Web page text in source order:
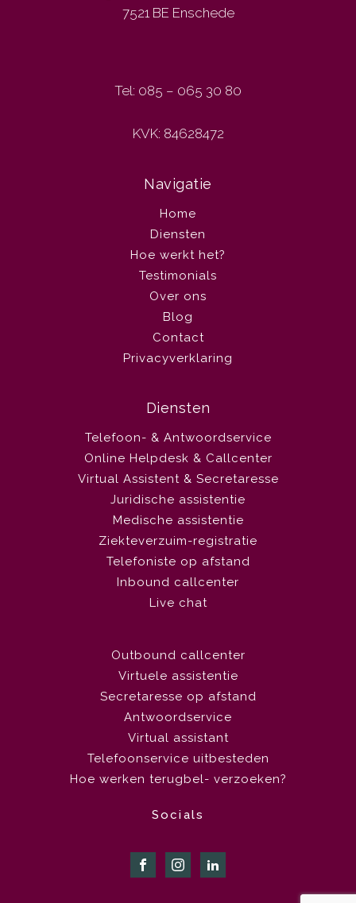
7521 BE Enschede
Tel: 085 – 065 30 80
KVK: 84628472
Navigatie
Home
Diensten
Hoe werkt het?
Testimonials
Over ons
Blog
Contact
Privacyverklaring
Diensten
Telefoon- & Antwoordservice
Online Helpdesk & Callcenter
Virtual Assistent & Secretaresse
Juridische assistentie
Medische assistentie
Ziekteverzuim-registratie
Telefoniste op afstand
Inbound callcenter
Live chat
Outbound callcenter
Virtuele assistentie
Secretaresse op afstand
Antwoordservice
Virtual assistant
Telefoonservice uitbesteden
Hoe werken terugbel- verzoeken?
Socials